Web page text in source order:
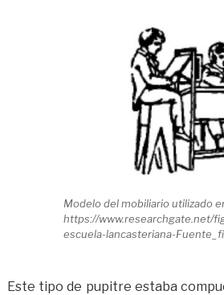
Modelo del mobiliario utilizado
https://www.researchgate.net/
escuela-lancasteriana-
Este tipo de pupitre estaba